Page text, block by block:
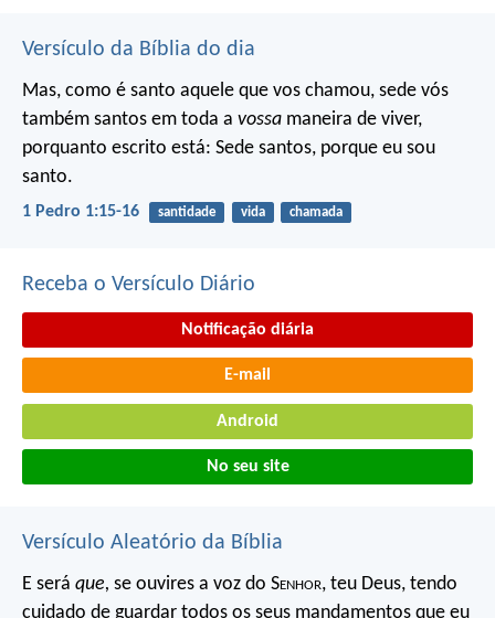
Versículo da Bíblia do dia
Mas, como é santo aquele que vos chamou, sede vós
também santos em toda a vossa maneira de viver,
porquanto escrito está: Sede santos, porque eu sou
santo.
1 Pedro 1:15-16 santidade vida chamada
Receba o Versículo Diário
Notificação diária
E-mail
Android
No seu site
Versículo Aleatório da Bíblia
E será que, se ouvires a voz do Senhor, teu Deus, tendo
cuidado de guardar todos os seus mandamentos que eu